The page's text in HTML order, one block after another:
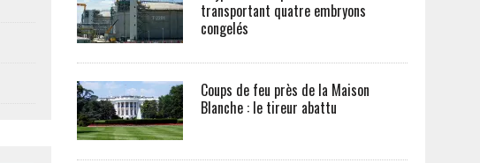
transportant quatre embryons
congelés
Coups de feu près de la Maison
Blanche : le tireur abattu